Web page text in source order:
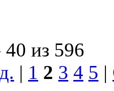
из 596
| 1 2 3 4 5 |